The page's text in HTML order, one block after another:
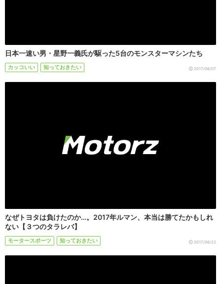
日本一速い男・星野一義氏が駆った5台のモンスターマシンたち
カッコいい 知っておきたい 2017/06/07
なぜトヨタは負けたのか…。2017年ルマン、本当は勝てたかもしれ
ない【３つのタラレバ】
モータースポーツ 知っておきたい 2017/06/22